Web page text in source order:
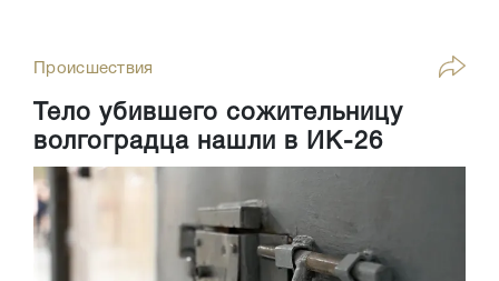
Происшествия
Тело убившего сожительницу
волгоградца нашли в ИК-26